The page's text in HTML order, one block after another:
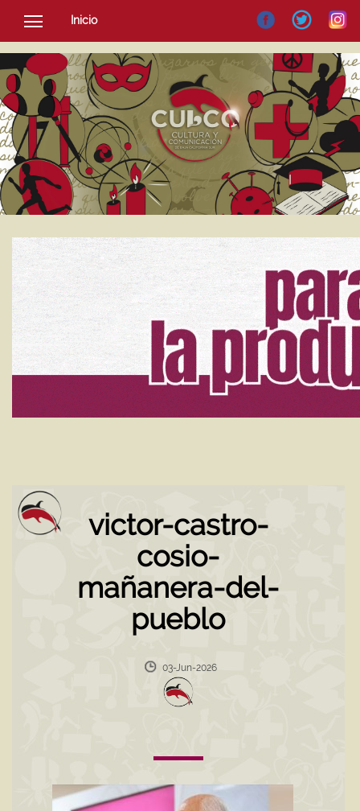
Inicio
SOCIEDAD
CULTURA
NOTICIAS
victor-castro-
cosio-
mañanera-del-
pueblo
03-Jun-2026